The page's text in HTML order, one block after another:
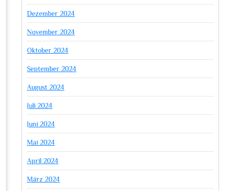
Dezember 2024
November 2024
Oktober 2024
September 2024
August 2024
Juli 2024
Juni 2024
Mai 2024
April 2024
März 2024